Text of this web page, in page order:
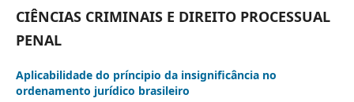
CIÊNCIAS CRIMINAIS E DIREITO PROCESSUAL
PENAL
Aplicabilidade do príncipio da insignificância no
ordenamento jurídico brasileiro